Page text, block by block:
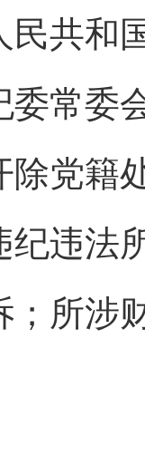
民共和
委常委
除党籍
纪违法
；所涉